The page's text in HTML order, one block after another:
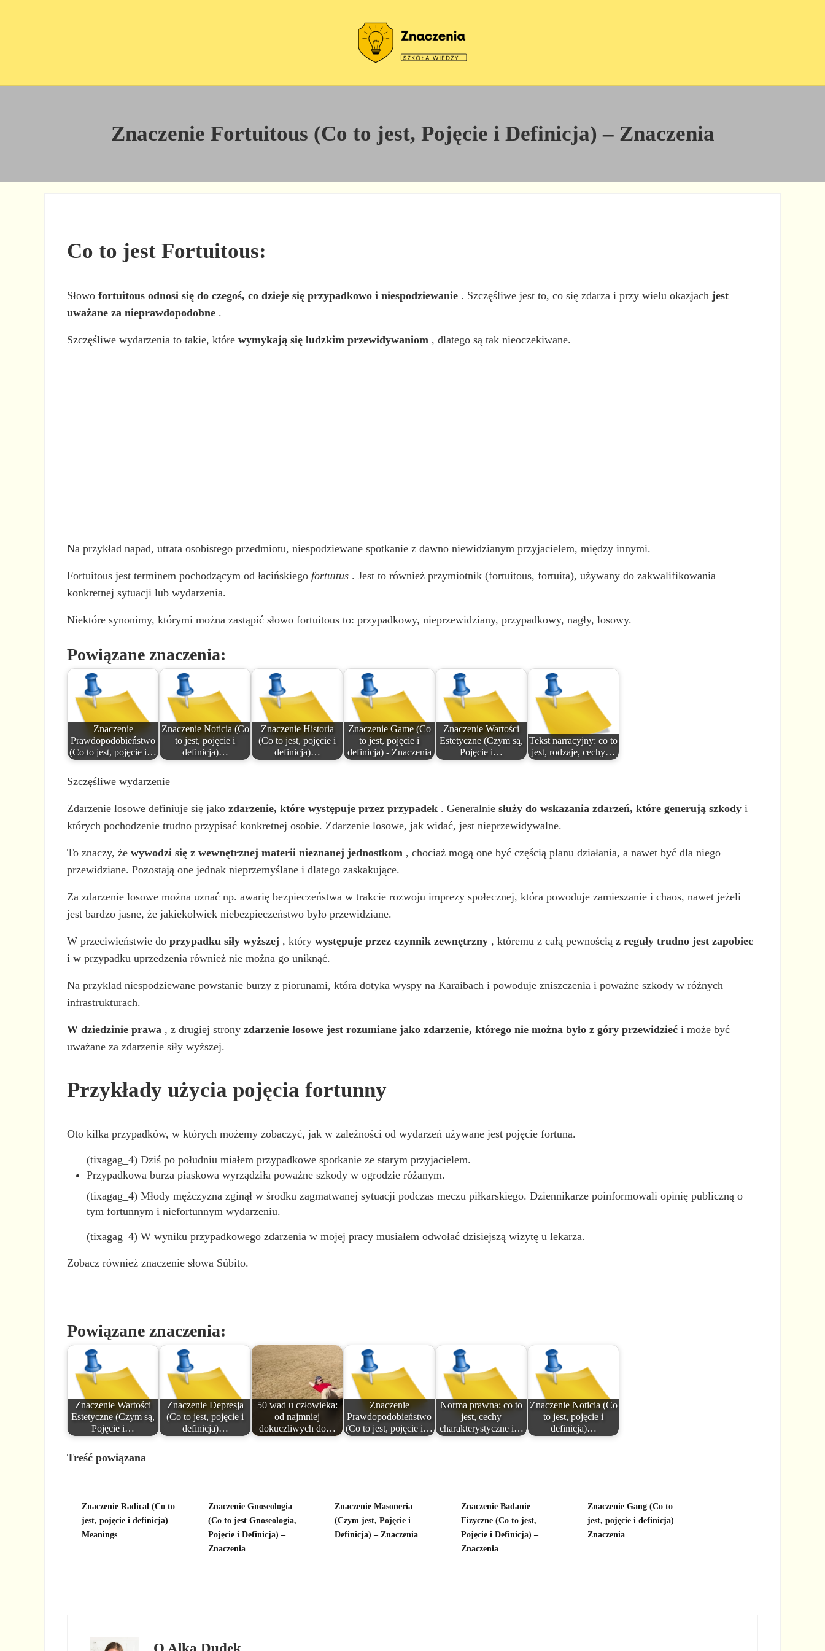
Znaczenie Fortuitous (Co to jest, Pojęcie i Definicja) – Znaczenia
Co to jest Fortuitous:
Słowofortuitous odnosi się do czegoś, co dzieje się przypadkowo i niespodziewanie . Szczęśliwe jest to, co się zdarza i przy wielu okazjachjest
uważane za nieprawdopodobne .
Szczęśliwe wydarzenia to takie, którewymykają się ludzkim przewidywaniom , dlatego są tak nieoczekiwane.
Na przykład napad, utrata osobistego przedmiotu, niespodziewane spotkanie z dawno niewidzianym przyjacielem, między innymi.
Fortuitous jest terminem pochodzącym od łacińskiego fortuītus . Jest to również przymiotnik (fortuitous, fortuita), używany do zakwalifikowania
konkretnej sytuacji lub wydarzenia.
Niektóre synonimy, którymi można zastąpić słowo fortuitous to: przypadkowy, nieprzewidziany, przypadkowy, nagły, losowy.
Powiązane znaczenia:
Znaczenie
Prawdopodobieństwo
(Co to jest, pojęcie i…
Znaczenie Noticia (Co
to jest, pojęcie i
definicja)…
Znaczenie Historia
(Co to jest, pojęcie i
definicja)…
Znaczenie Game (Co
to jest, pojęcie i
definicja) - Znaczenia
Znaczenie Wartości
Estetyczne (Czym są,
Pojęcie i…
Tekst narracyjny: co to
jest, rodzaje, cechy…
Szczęśliwe wydarzenie
Zdarzenie losowe definiuje się jakozdarzenie, które występuje przez przypadek . Generalniesłuży do wskazania zdarzeń, które generują szkody i
których pochodzenie trudno przypisać konkretnej osobie. Zdarzenie losowe, jak widać, jest nieprzewidywalne.
To znaczy, żewywodzi się z wewnętrznej materii nieznanej jednostkom , chociaż mogą one być częścią planu działania, a nawet być dla niego
przewidziane. Pozostają one jednak nieprzemyślane i dlatego zaskakujące.
Za zdarzenie losowe można uznać np. awarię bezpieczeństwa w trakcie rozwoju imprezy społecznej, która powoduje zamieszanie i chaos, nawet jeżeli
jest bardzo jasne, że jakiekolwiek niebezpieczeństwo było przewidziane.
W przeciwieństwie doprzypadku siły wyższej , którywystępuje przez czynnik zewnętrzny , któremu z całą pewnościąz reguły trudno jest zapobiec
i w przypadku uprzedzenia również nie można go uniknąć.
Na przykład niespodziewane powstanie burzy z piorunami, która dotyka wyspy na Karaibach i powoduje zniszczenia i poważne szkody w różnych
infrastrukturach.
W dziedzinie prawa , z drugiej stronyzdarzenie losowe jest rozumiane jako zdarzenie, którego nie można było z góry przewidzieć i może być
uważane za zdarzenie siły wyższej.
Przykłady użycia pojęcia fortunny
Oto kilka przypadków, w których możemy zobaczyć, jak w zależności od wydarzeń używane jest pojęcie fortuna.
(tixagag_4) Dziś po południu miałem przypadkowe spotkanie ze starym przyjacielem.
Przypadkowa burza piaskowa wyrządziła poważne szkody w ogrodzie różanym.
(tixagag_4) Młody mężczyzna zginął w środku zagmatwanej sytuacji podczas meczu piłkarskiego. Dziennikarze poinformowali opinię publiczną o
tym fortunnym i niefortunnym wydarzeniu.
(tixagag_4) W wyniku przypadkowego zdarzenia w mojej pracy musiałem odwołać dzisiejszą wizytę u lekarza.
Zobacz również znaczenie słowa Súbito.
Powiązane znaczenia:
Znaczenie Wartości
Estetyczne (Czym są,
Pojęcie i…
Znaczenie Depresja
(Co to jest, pojęcie i
definicja)…
50 wad u człowieka:
od najmniej
dokuczliwych do…
Znaczenie
Prawdopodobieństwo
(Co to jest, pojęcie i…
Norma prawna: co to
jest, cechy
charakterystyczne i…
Znaczenie Noticia (Co
to jest, pojęcie i
definicja)…
Treść powiązana
Znaczenie Radical (Co to
jest, pojęcie i definicja) –
Meanings
Znaczenie Gnoseologia
(Co to jest Gnoseologia,
Pojęcie i Definicja) –
Znaczenia
Znaczenie Masoneria
(Czym jest, Pojęcie i
Definicja) – Znaczenia
Znaczenie Badanie
Fizyczne (Co to jest,
Pojęcie i Definicja) –
Znaczenia
Znaczenie Gang (Co to
jest, pojęcie i definicja) –
Znaczenia